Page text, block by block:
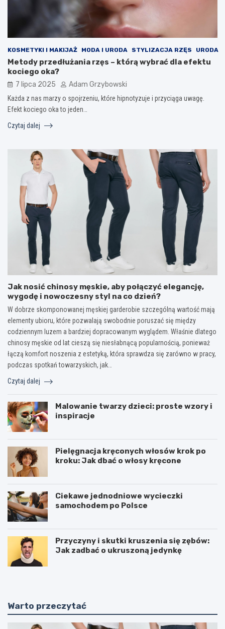
KOSMETYKI I MAKIJAŻ MODA I URODA STYLIZACJA RZĘS URODA
Metody przedłużania rzęs – którą wybrać dla efektu
kociego oka?
7 lipca 2025 Adam Grzybowski
Każda z nas marzy o spojrzeniu, które hipnotyzuje i przyciąga uwagę.
Efekt kociego oka to jeden…
Czytaj dalej
Jak nosić chinosy męskie, aby połączyć elegancję,
wygodę i nowoczesny styl na co dzień?
W dobrze skomponowanej męskiej garderobie szczególną wartość mają
elementy ubioru, które pozwalają swobodnie poruszać się między
codziennym luzem a bardziej dopracowanym wyglądem. Właśnie dlatego
chinosy męskie od lat cieszą się niesłabnącą popularnością, ponieważ
łączą komfort noszenia z estetyką, która sprawdza się zarówno w pracy,
podczas spotkań towarzyskich, jak…
Czytaj dalej
Malowanie twarzy dzieci: proste wzory i
inspiracje
Pielęgnacja kręconych włosów krok po
kroku: Jak dbać o włosy kręcone
Ciekawe jednodniowe wycieczki
samochodem po Polsce
Przyczyny i skutki kruszenia się zębów:
Jak zadbać o ukruszoną jedynkę
Warto przeczytać